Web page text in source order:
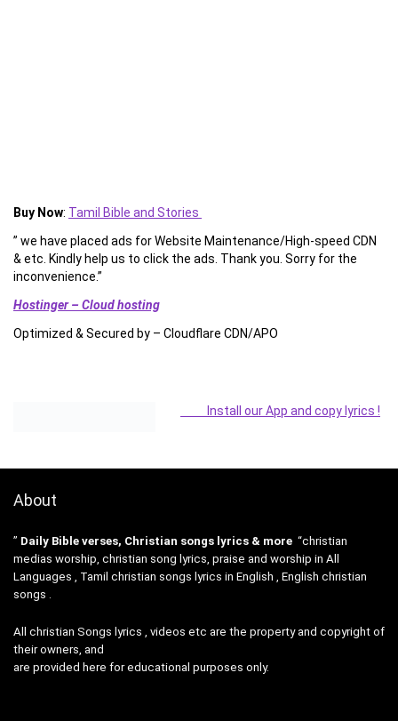
Buy Now: Tamil Bible and Stories
” we have placed ads for Website Maintenance/High-speed CDN
& etc. Kindly help us to click the ads. Thank you. Sorry for the
inconvenience.”
Hostinger – Cloud hosting
Optimized & Secured by – Cloudflare CDN/APO
Install our App and copy lyrics !
About
” Daily Bible verses, Christian songs lyrics & more “christian
medias worship, christian song lyrics, praise and worship in All
Languages , Tamil christian songs lyrics in English , English christian
songs .
All christian Songs lyrics , videos etc are the property and copyright of
their owners, and
are provided here for educational purposes only.